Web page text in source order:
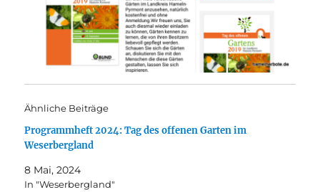
Ähnliche Beiträge
Programmheft 2024: Tag des offenen Garten im
Weserbergland
8 Mai, 2024
In "Weserbergland"